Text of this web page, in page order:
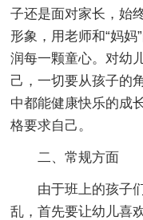
子还是面对家长，始
形象，用老师和“妈
润每一颗童心。对幼
己，一切要从孩子的
中都能健康快乐的成
格要求自己。
二、常规方面
由于班上的孩子
乱，首先要让幼儿喜